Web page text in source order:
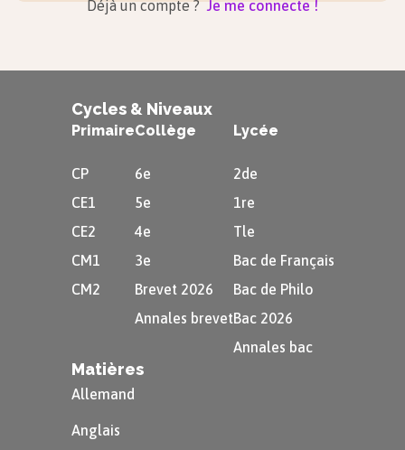
Conclusion
Le théâtre est un genre littéraire à part,
avec ses règles et son vocabulaire.
C’est aussi un spectacle vivant, fait pour
donner des émotions au public.
L’illusion théâtrale crée un monde
imaginaire qui semble vrai.
Le spectateur devient complice du jeu,
Déjà un compte ? Je me connecte !
Cycles & Niveaux
Primaire
CP
CE1
CE2
CM1
CM2
Collège
6e
5e
4e
3e
Brevet 2026
Annales brevet
Lycée
2de
1re
Tle
Bac de Français
Bac de Philo
Bac 2026
Annales bac
Matières
Allemand
Anglais